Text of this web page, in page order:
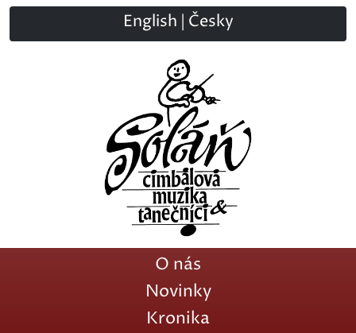
English Česky
O nás
Novinky
Kronika